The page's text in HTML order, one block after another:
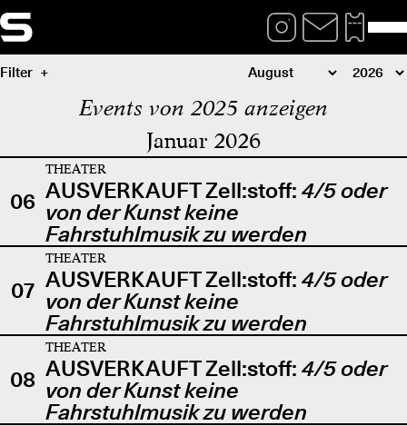
Filter
Events von 2025 anzeigen
Januar 2026
06
THEATER
AUSVERKAUFT Zell:stoff: 4/5 oder
von der Kunst keine
Fahrstuhlmusik zu werden
07
THEATER
AUSVERKAUFT Zell:stoff: 4/5 oder
von der Kunst keine
Fahrstuhlmusik zu werden
08
THEATER
AUSVERKAUFT Zell:stoff: 4/5 oder
von der Kunst keine
Fahrstuhlmusik zu werden